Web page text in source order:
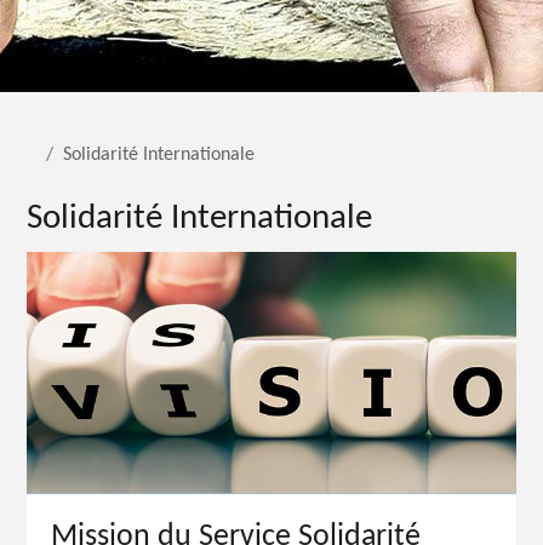
Solidarité Internationale
Solidarité Internationale
Mission du Service Solidarité